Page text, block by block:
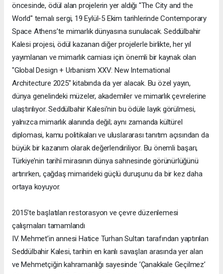
öncesinde, ödül alan projelerin yer aldığı "The City and the
World" temalı sergi, 19 Eylül-5 Ekim tarihlerinde Contemporary
Space Athens’te mimarlık dünyasına sunulacak. Seddülbahir
Kalesi projesi, ödül kazanan diğer projelerle birlikte, her yıl
yayımlanan ve mimarlık camiası için önemli bir kaynak olan
"Global Design + Urbanism XXV: New International
Architecture 2025" kitabında da yer alacak. Bu özel yayın,
dünya genelindeki müzeler, akademiler ve mimarlık çevrelerine
ulaştırılıyor. Seddülbahir Kalesi’nin bu ödüle layık görülmesi,
yalnızca mimarlık alanında değil; aynı zamanda kültürel
diplomasi, kamu politikaları ve uluslararası tanıtım açısından da
büyük bir kazanım olarak değerlendiriliyor. Bu önemli başarı,
Türkiye’nin tarihî mirasının dünya sahnesinde görünürlüğünü
artırırken, çağdaş mimarideki güçlü duruşunu da bir kez daha
ortaya koyuyor.
2015’te başlatılan restorasyon ve çevre düzenlemesi
çalışmaları tamamlandı
IV. Mehmet’in annesi Hatice Turhan Sultan tarafından yaptırılan
Seddülbahir Kalesi, tarihin en kanlı savaşları arasında yer alan
ve Mehmetçiğin kahramanlığı sayesinde ’Çanakkale Geçilmez’